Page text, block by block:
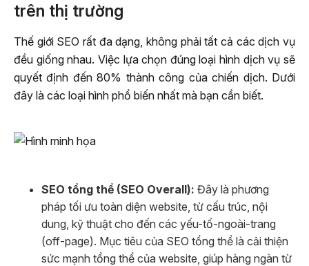
trên thị trường
Thế giới SEO rất đa dạng, không phải tất cả các dịch vụ
đều giống nhau. Việc lựa chọn đúng loại hình dịch vụ sẽ
quyết định đến 80% thành công của chiến dịch. Dưới
đây là các loại hình phổ biến nhất mà bạn cần biết.
SEO tổng thể (SEO Overall): Đây là phương
pháp tối ưu toàn diện website, từ cấu trúc, nội
dung, kỹ thuật cho đến các yếu-tố-ngoài-trang
(off-page). Mục tiêu của SEO tổng thể là cải thiện
sức mạnh tổng thể của website, giúp hàng ngàn từ